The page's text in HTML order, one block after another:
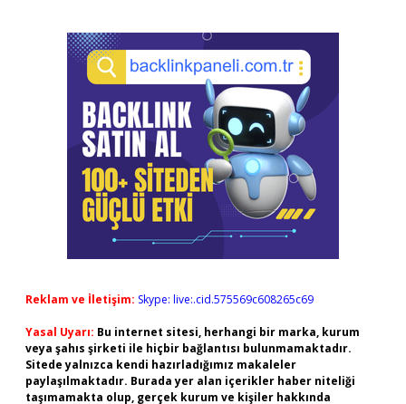
Reklam ve İletişim: Skype: live:.cid.575569c608265c69
Yasal Uyarı: Bu internet sitesi, herhangi bir marka, kurum
veya şahıs şirketi ile hiçbir bağlantısı bulunmamaktadır.
Sitede yalnızca kendi hazırladığımız makaleler
paylaşılmaktadır. Burada yer alan içerikler haber niteliği
taşımamakta olup, gerçek kurum ve kişiler hakkında